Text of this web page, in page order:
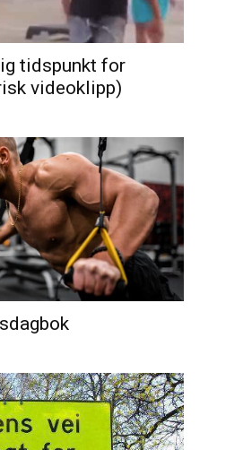
tidspunkt for
videoklipp)